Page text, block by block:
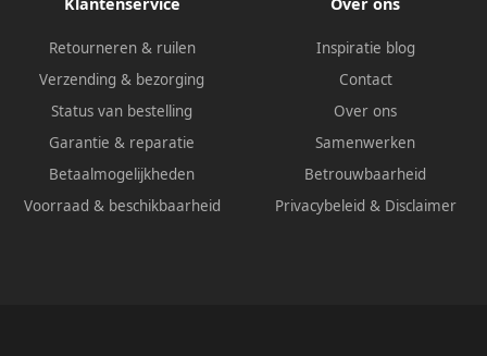
Retourneren & ruilen
Verzending & bezorging
Status van bestelling
Garantie & reparatie
Betaalmogelijkheden
Voorraad & beschikbaarheid
Inspiratie blog
Contact
Over ons
Samenwerken
Betrouwbaarheid
Privacybeleid & Disclaimer